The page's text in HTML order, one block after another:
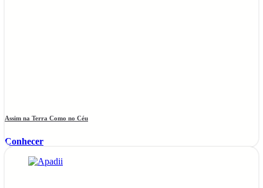
Assim na Terra Como no Céu
Conhecer